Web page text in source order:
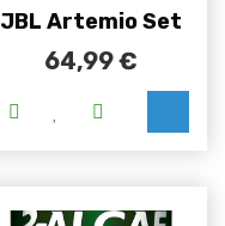
5 out of 5
JBL Artemio Set
64,99€